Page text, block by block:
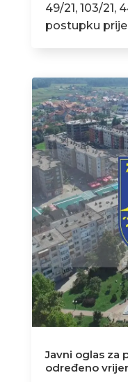
49/21, 103/21,
postupku
Javni oglas za
određeno